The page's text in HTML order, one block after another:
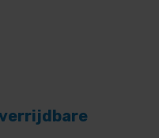
verrijdbare